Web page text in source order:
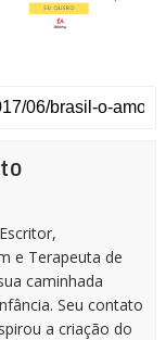
e Terapeuta de
caminhada
Seu contato
a criação do